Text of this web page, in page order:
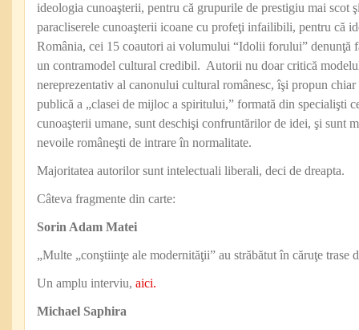
ideologia cunoaşterii, pentru că grupurile de prestigiu mai scot
paracliserele cunoaşterii icoane cu profeţi infailibili, pentru că
România, cei 15 coautori ai volumului “Idolii forului” denunţă
un contramodel cultural credibil. Autorii nu doar critică
nereprezentativ al canonului cultural românesc, îşi propun
publică a „clasei de mijloc a spiritului,” formată din specialişti
cunoaşterii umane, sunt deschişi confruntărilor de idei, şi sunt
nevoile româneşti de intrare în normalitate.
Majoritatea autorilor sunt intelectuali liberali, deci de dreapta.
Câteva fragmente din carte:
Sorin Adam Matei
„Multe „conştiinţe ale modernităţii” au străbătut în căruţe trase
Un amplu interviu, aici.
Michael Saphira